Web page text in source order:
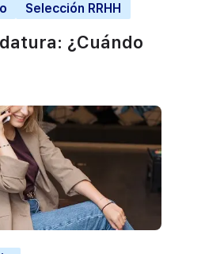
Selección RRHH
¿Cuándo